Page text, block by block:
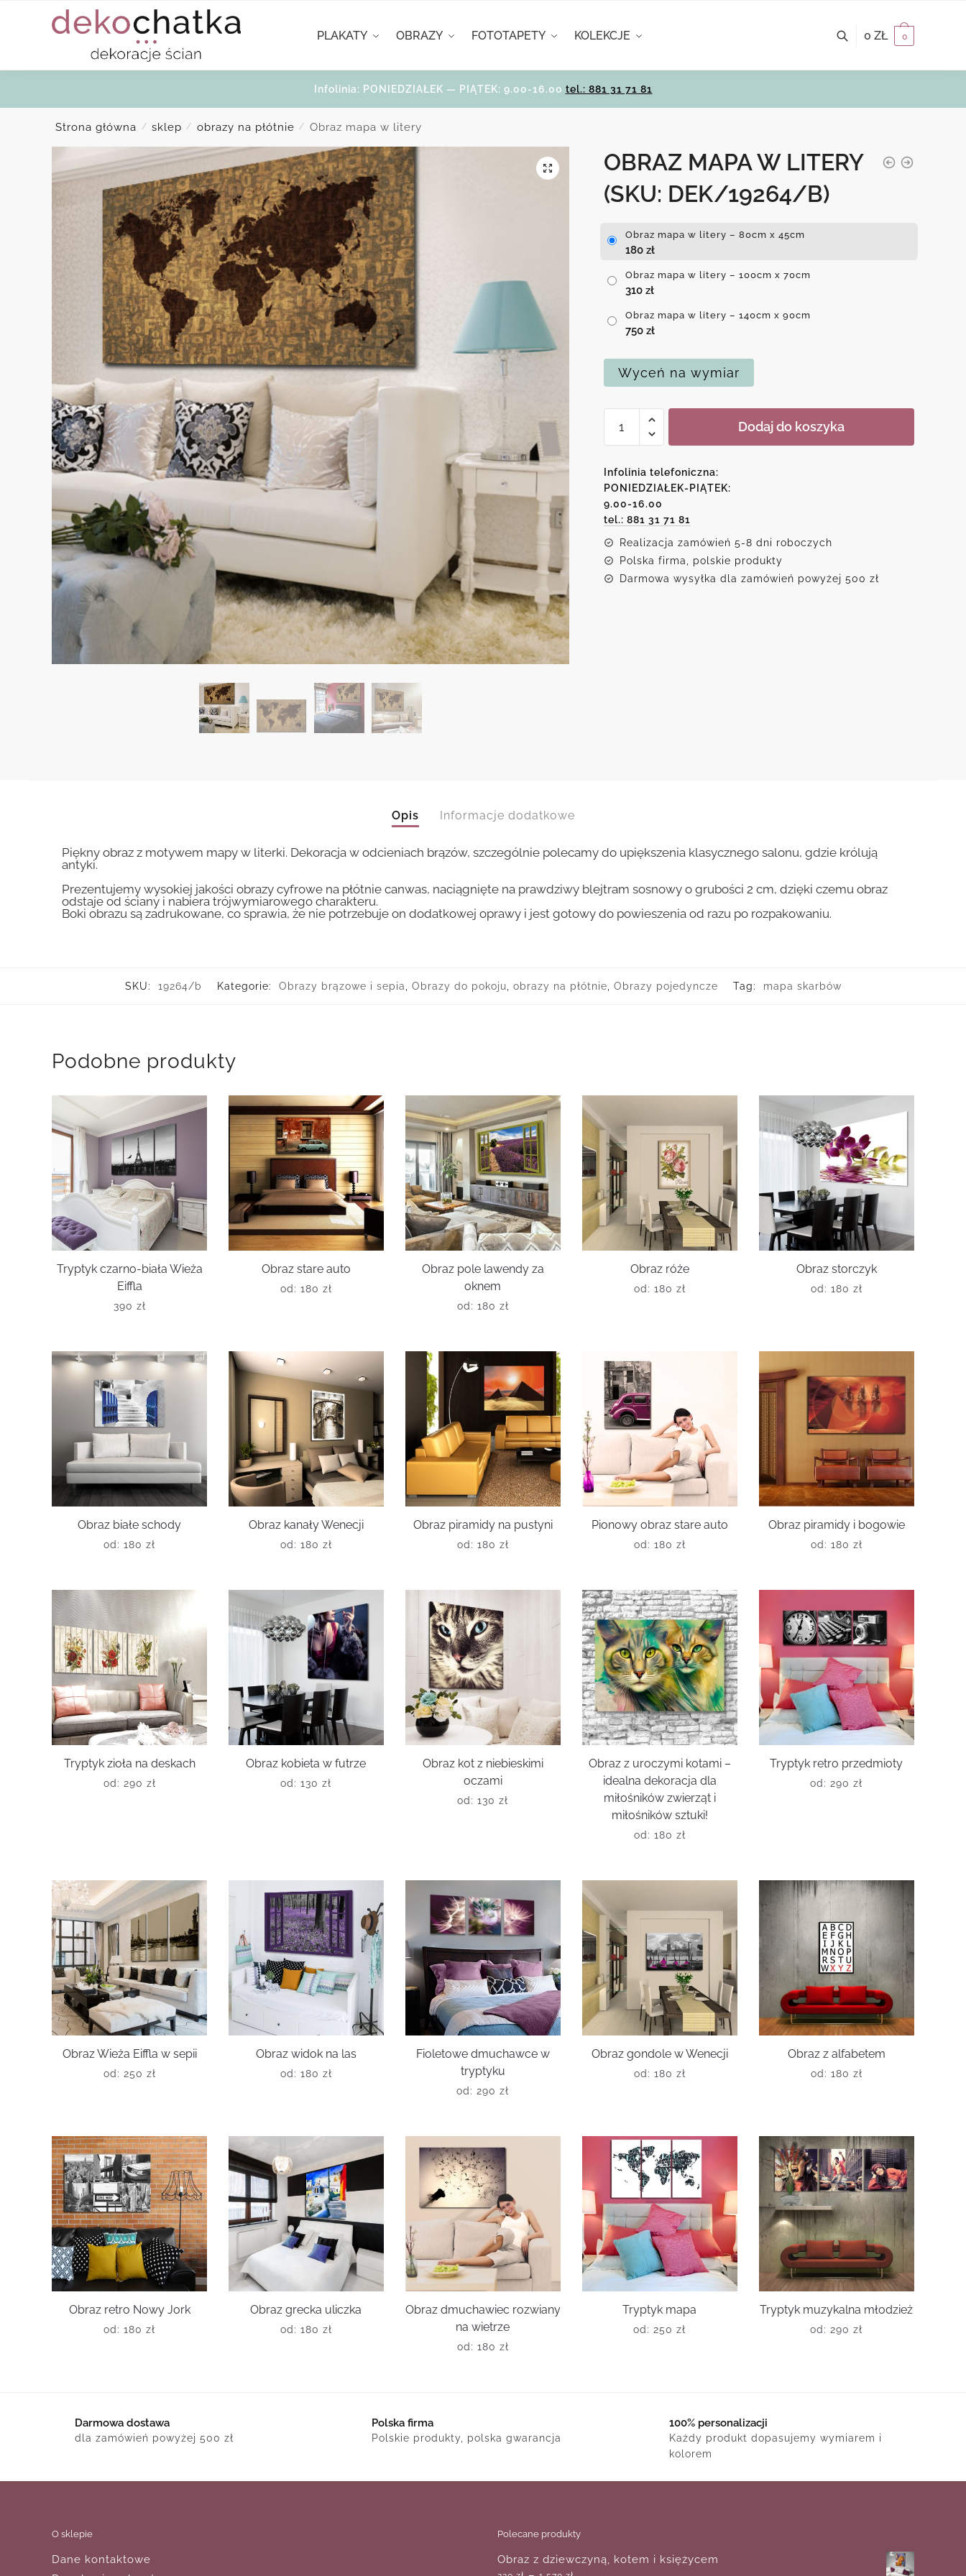
PLAKATY OBRAZY FOTOTAPETY KOLEKCJE 0 ZŁ 0
Infolinia: PONIEDZIAŁEK — PIĄTEK: 9.00-16.00 tel.: 881 31 71 81
Strona główna / sklep / obrazy na płótnie / Obraz mapa w litery
OBRAZ MAPA W LITERY
(SKU: DEK/19264/B)
Obraz mapa w litery – 80cm x 45cm
180 zł
Obraz mapa w litery – 100cm x 70cm
310 zł
Obraz mapa w litery – 140cm x 90cm
750 zł
Wyceń na wymiar
Obraz
w
litery
Dodaj do koszyka
Infolinia telefoniczna:
PONIEDZIAŁEK-PIĄTEK:
9.00-16.00
tel.: 881 31 71 81
Realizacja zamówień 5-8 dni roboczych
Polska firma, polskie produkty
Darmowa wysyłka dla zamówień powyżej 500 zł
Opis Informacje dodatkowe
Piękny obraz z motywem mapy w literki. Dekoracja w odcieniach brązów, szczególnie polecamy do upiększenia klasycznego salonu, gdzie królują
antyki.
Prezentujemy wysokiej jakości obrazy cyfrowe na płótnie canwas, naciągnięte na prawdziwy blejtram sosnowy o grubości 2 cm, dzięki czemu obraz
odstaje od ściany i nabiera trójwymiarowego charakteru.
Boki obrazu są zadrukowane, co sprawia, że nie potrzebuje on dodatkowej oprawy i jest gotowy do powieszenia od razu po rozpakowaniu.
SKU: 19264/b Kategorie: Obrazy brązowe i sepia, Obrazy do pokoju, obrazy na płótnie, Obrazy pojedyncze Tag: mapa skarbów
Podobne produkty
Tryptyk czarno-biała Wieża
Eiffla
390 zł
Obraz stare auto
od: 180 zł
Obraz pole lawendy za
oknem
od: 180 zł
Obraz róże
od: 180 zł
Obraz storczyk
od: 180 zł
Obraz białe schody
od: 180 zł
Obraz kanały Wenecji
od: 180 zł
Obraz piramidy na pustyni
od: 180 zł
Pionowy obraz stare auto
od: 180 zł
Obraz piramidy i bogowie
od: 180 zł
Tryptyk zioła na deskach
od: 290 zł
Obraz kobieta w futrze
od:130zł
Obraz kot z niebieskimi
oczami
od:130zł
Obraz z uroczymi kotami –
idealna dekoracja dla
miłośników zwierząt i
miłośników sztuki!
od: 180 zł
Tryptyk retro przedmioty
od: 290zł
Obraz Wieża Eiffla w sepii
od: 250 zł
Obraz widok na las
od: 180 zł
Fioletowe dmuchawce w
tryptyku
od: 290zł
Obraz gondole w Wenecji
od: 180 zł
Obraz z alfabetem
od: 180 zł
Obraz retro Nowy Jork
od: 180 zł
Obraz grecka uliczka
od: 180 zł
Obraz dmuchawiec rozwiany
na wietrze
od: 180 zł
Tryptyk mapa
od: 250zł
Tryptyk muzykalna młodzież
od: 290zł
Darmowa dostawa
dla zamówień powyżej 500 zł
Polska firma
Polskie produkty, polska gwarancja
100% personalizacji
Każdy produkt dopasujemy wymiarem i
kolorem
O sklepie
Dane kontaktowe
Polecane produkty
Obraz z dziewczyną, kotem i księżycem